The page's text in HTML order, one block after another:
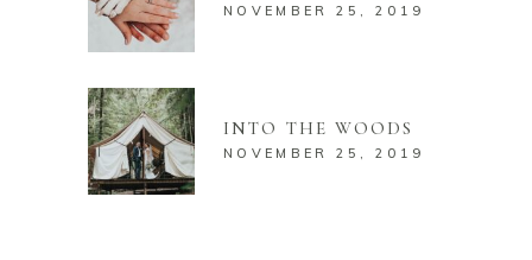
NOVEMBER 25, 2019
INTO THE WOODS
NOVEMBER 25, 2019